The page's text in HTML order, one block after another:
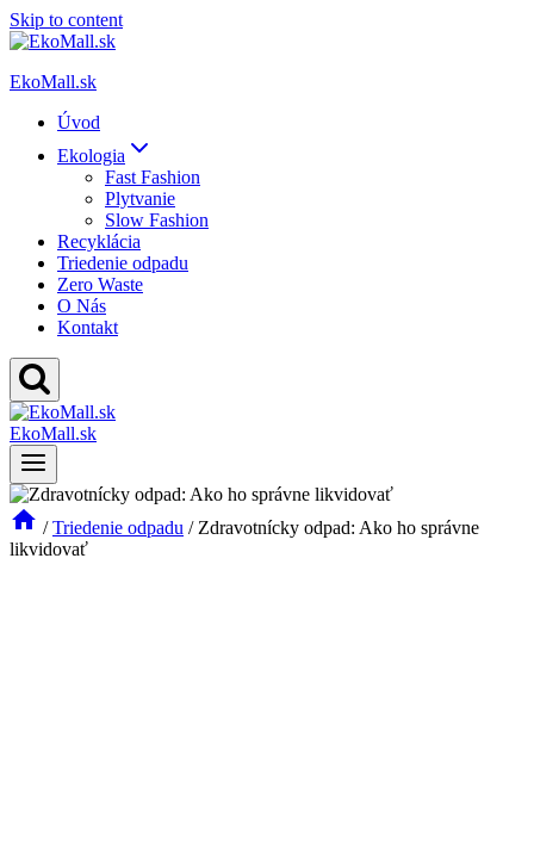
Skip to content
EkoMall.sk
Úvod
Ekologia
Fast Fashion
Plytvanie
Slow Fashion
Recyklácia
Triedenie odpadu
Zero Waste
O Nás
Kontakt
EkoMall.sk
/ Triedenie odpadu / Zdravotnícky odpad: Ako ho správne
likvidovať